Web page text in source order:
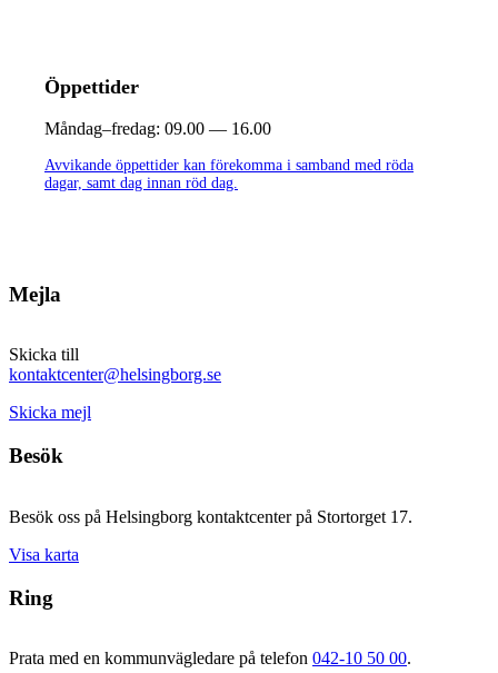
Öppettider
Måndag–fredag: 09.00 — 16.00
Avvikande öppettider kan förekomma i samband med röda
dagar, samt dag innan röd dag.
Mejla
Skicka till
kontaktcenter@helsingborg.se
Skicka mejl
Besök
Besök oss på Helsingborg kontaktcenter på Stortorget 17.
Visa karta
Ring
Prata med en kommunvägledare på telefon 042-10 50 00.